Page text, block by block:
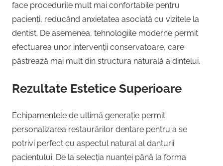
face procedurile mult mai confortabile pentru
pacienți, reducând anxietatea asociată cu vizitele la
dentist. De asemenea, tehnologiile moderne permit
efectuarea unor intervenții conservatoare, care
păstrează mai mult din structura naturală a dintelui.
Rezultate Estetice Superioare
Echipamentele de ultimă generație permit
personalizarea restaurărilor dentare pentru a se
potrivi perfect cu aspectul natural al danturii
pacientului. De la selecția nuanței până la forma